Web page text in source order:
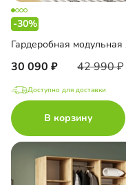
-30%
Гардеробная
30 090 42 990
Доступно для доставки
В корзину